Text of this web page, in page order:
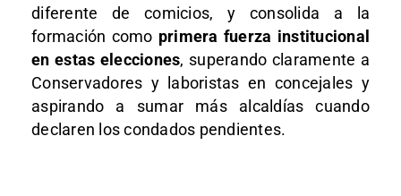
diferente de comicios, y consolida a la
formación como primera fuerza institucional
en estas elecciones, superando claramente a
Conservadores y laboristas en concejales y
aspirando a sumar más alcaldías cuando
declaren los condados pendientes.